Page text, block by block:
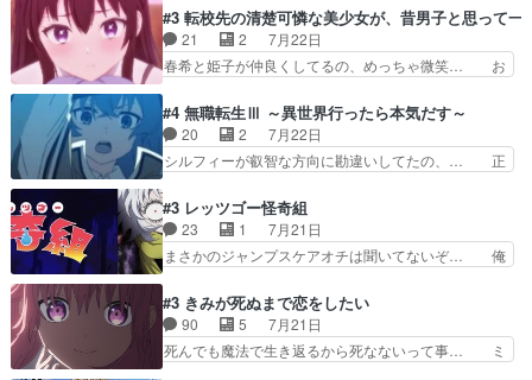
然にに求めていたのは頭の… 主人公含めどいつも
こいつもカラフルなだけ… 跡継ぎ候補多すぎるw
参加しなかった人気に…
2029年の科学文明について我々の世界… まず、
効果音がいい。私が思うに、銃撃戦が… いきなり
のハラハラ感。犯人をどんどん追い… 擬似記憶な
の本物なのか分からないと思う？… をバンダイチ
OVAならアリかな。ICT… 冒頭のアクションから
釘付けだった。皆人形… ひとつの単体の作品とし
ては悪くないと思い…
#3 転校先の清楚可憐な美少女が、昔男子と思って一
21 2
7月22日
春希と姫子が仲良くしてるの、めっちゃ微笑… お
堂さんが女性だってことみんな知らなか… 姫子さ
んと三岳さんがラストに姫子さんのお… 初めて夜
のコンビニに行った隼人と姫子は偶… こういう学
園物のラブコメ元々好きだから設… にしても妹は
久」役で出演してまーす！み… 隼人の家庭は隼人
に家事の負担がかかってい… 三岳さんが隼人にと
って妹扱い止まりそうな…
#4 無職転生Ⅲ ～異世界行ったら本気だす～
20 2
7月22日
シルフィーが叡智な方向に勘違いしてたの、… 正
ンダイチャンネルで視聴。リーリャさん… なんか
腹立つなぁルーデウスめ…これでエリ… トレント
は後に何らかの際に活躍するんやろ… アイシ
ャ、、、なんと末恐ろしい妹なんだ！… ルーデウ
しゃあない。狂犬かくましいつ来… 本作はぬるい
ハーレムではなく、真面目に一… エリスはしばら
くEDだけやね。アイシャ、…
#3 レッツゴー怪奇組
23 1
7月21日
まさかのジャンプスケアオチは聞いてないぞ… 俺
ャ子の従姉妹シュラ子登場。主人公眼福… 跡目争
いの新キャラ登場で、今回はシュール… めちゃ子
のいとこかわいい今回主人公の驚き… メチャ子を
くしゃみと鼻水が止まらなくなる… お父さんに押
#3 きみが死ぬまで恋をしたい
90 5
7月21日
死んでも魔法で生き返るから死なないって事… ミ